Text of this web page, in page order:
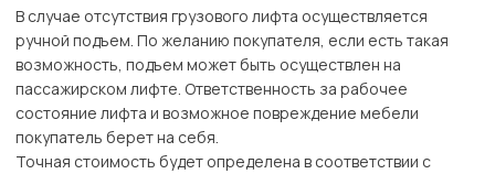
В случае отсутствия грузового лифта осуществляется
ручной подъем. По желанию покупателя, если есть такая
возможность, подъем может быть осуществлен на
пассажирском лифте. Ответственность за рабочее
состояние лифта и возможное повреждение мебели
покупатель берет на себя.
Точная стоимость будет определена в соответствии с